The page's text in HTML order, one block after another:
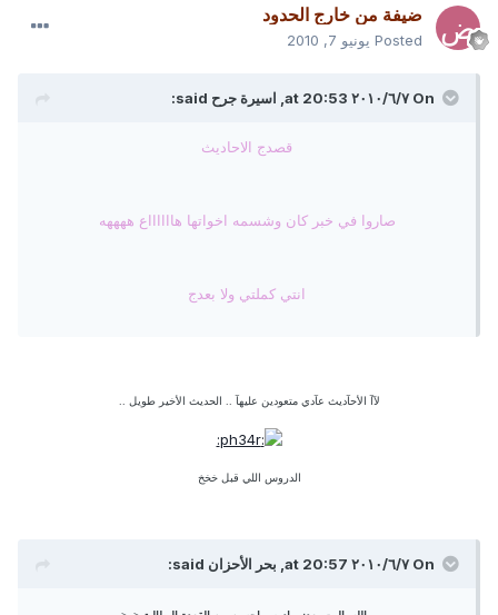
ضيفة من خارج الحدود
Posted يونيو 7, 2010
On ٧‏/٦‏/٢٠١٠ at 20:53, اسيرة جرح said:
قصدج الاحاديث
صاروا في خبر كان وشسمه اخواتها هااااااع ههههه
انتي كملتي ولا بعدج
لآآ الأحآديث عآدي متعودين عليهآ .. الحديث الأخير طويل ..
الدروس اللي قبل خخخ
On ٧‏/٦‏/٢٠١٠ at 20:57, بحر الأحزان said: